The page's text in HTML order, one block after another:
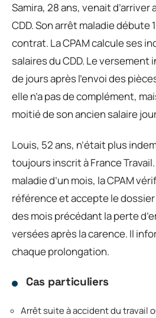
Samira, 28 ans, venait d’arriver
CDD. Son arrêt maladie débute
contrat. La CPAM calcule ses
salaires du CDD. Le
de jours après l’envoi des
elle n’a pas de complément,
moitié de son ancien salaire
Louis, 52 ans, n’était plus
toujours inscrit à France
maladie d’un mois, la CPAM
référence et accepte le
des mois précédant la perte
versées après la carence. Il
chaque prolongation.
Cas particuliers
Arrêt suite à accident du travail